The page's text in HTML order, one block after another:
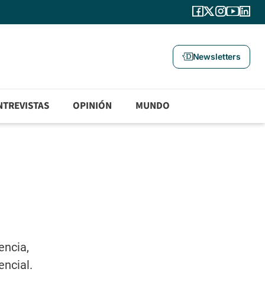
Newsletters
OPINIÓN MUNDO